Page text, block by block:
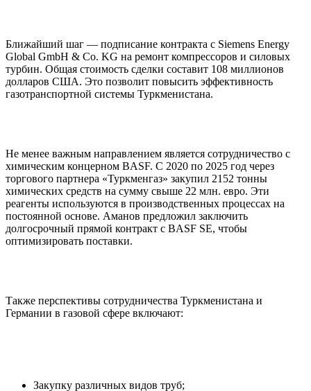
Ближайший шаг — подписание контракта с Siemens Energy
Global GmbH & Co. KG на ремонт компрессоров и силовых
турбин. Общая стоимость сделки составит 108 миллионов
долларов США. Это позволит повысить эффективность
газотранспортной системы Туркменистана.
Не менее важным направлением является сотрудничество с
химическим концерном BASF. С 2020 по 2025 год через
торгового партнера «Туркменгаз» закупил 2152 тонны
химических средств на сумму свыше 22 млн. евро. Эти
реагенты используются в производственных процессах на
постоянной основе. Аманов предложил заключить
долгосрочный прямой контракт с BASF SE, чтобы
оптимизировать поставки.
Также перспективы сотрудничества Туркменистана и
Германии в газовой сфере включают:
Закупку различных видов труб;